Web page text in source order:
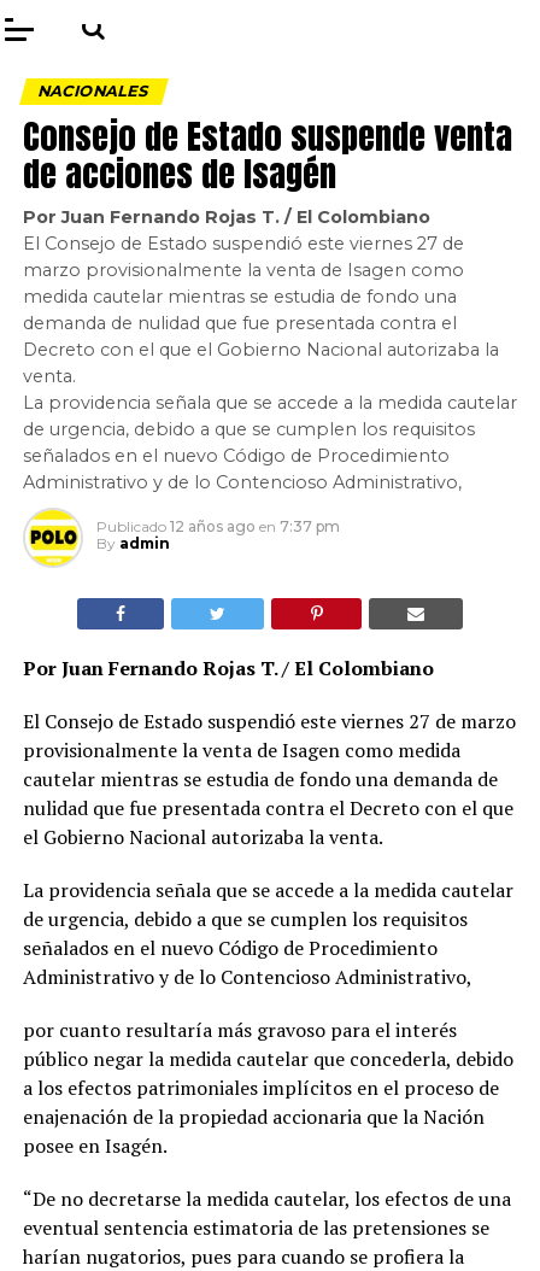
NACIONALES
Consejo de Estado suspende venta
de acciones de Isagén
Por Juan Fernando Rojas T. / El Colombiano
El Consejo de Estado suspendió este viernes 27 de
marzo provisionalmente la venta de Isagen como
medida cautelar mientras se estudia de fondo una
demanda de nulidad que fue presentada contra el
Decreto con el que el Gobierno Nacional autorizaba la
venta.
La providencia señala que se accede a la medida cautelar
de urgencia, debido a que se cumplen los requisitos
señalados en el nuevo Código de Procedimiento
Administrativo y de lo Contencioso Administrativo,
Publicado 12 años ago en 7:37 pm
By admin
Por Juan Fernando Rojas T. / El Colombiano
El Consejo de Estado suspendió este viernes 27 de marzo
provisionalmente la venta de Isagen como medida
cautelar mientras se estudia de fondo una demanda de
nulidad que fue presentada contra el Decreto con el que
el Gobierno Nacional autorizaba la venta.
La providencia señala que se accede a la medida cautelar
de urgencia, debido a que se cumplen los requisitos
señalados en el nuevo Código de Procedimiento
Administrativo y de lo Contencioso Administrativo,
por cuanto resultaría más gravoso para el interés
público negar la medida cautelar que concederla, debido
a los efectos patrimoniales implícitos en el proceso de
enajenación de la propiedad accionaria que la Nación
posee en Isagén.
“De no decretarse la medida cautelar, los efectos de una
eventual sentencia estimatoria de las pretensiones se
harían nugatorios, pues para cuando se profiera la